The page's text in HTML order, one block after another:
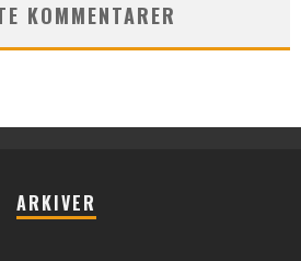
KOMMENTARER
ARKIVER